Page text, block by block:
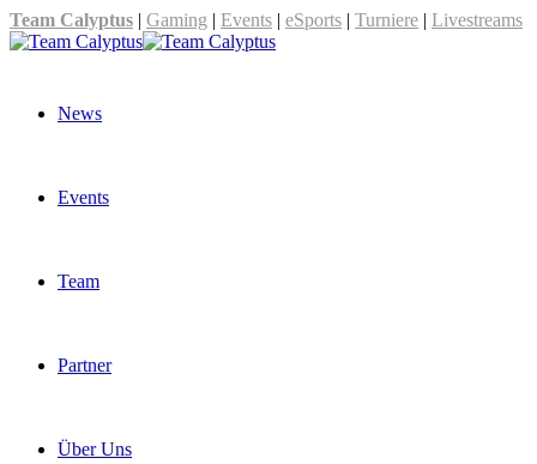
Team Calyptus | Gaming | Events | eSports | Turniere | Livestreams
News
Events
Team
Partner
Über Uns